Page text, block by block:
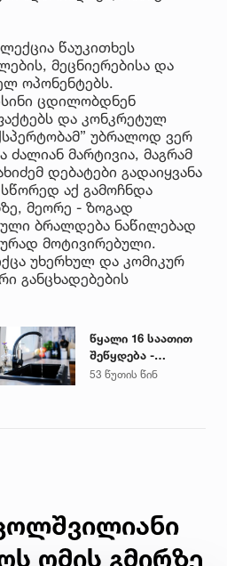
წაუკითხეს
მეცნიერებისა და
ოპონენტებს.
ცდილობდნენ
და კონკრეტულ
უბრალოდ ვერ
მარტივია, მაგრამ
დებატები გადაიყვანა
აქ გამოჩნდა
მეორე - ზოგად
ბრალდება ნაწილებად
მოტივირებული.
უხერხულ და კომიკურ
განცხადებების
წყალი 16 საათით
შეწყდება -
გადაამოწმეთ
53 წუთის წინ
ომის გმირზე